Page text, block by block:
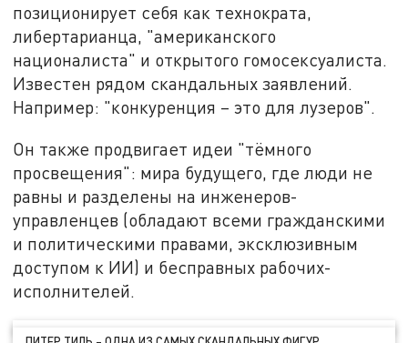
позиционирует себя как технократа,
либертарианца, "американского
националиста" и открытого гомосексуалиста.
Известен рядом скандальных заявлений.
Например: "конкуренция – это для лузеров".
Он также продвигает идеи "тёмного
просвещения": мира будущего, где люди не
равны и разделены на инженеров-
управленцев (обладают всеми гражданскими
и политическими правами, эксклюзивным
доступом к ИИ) и бесправных рабочих-
исполнителей.